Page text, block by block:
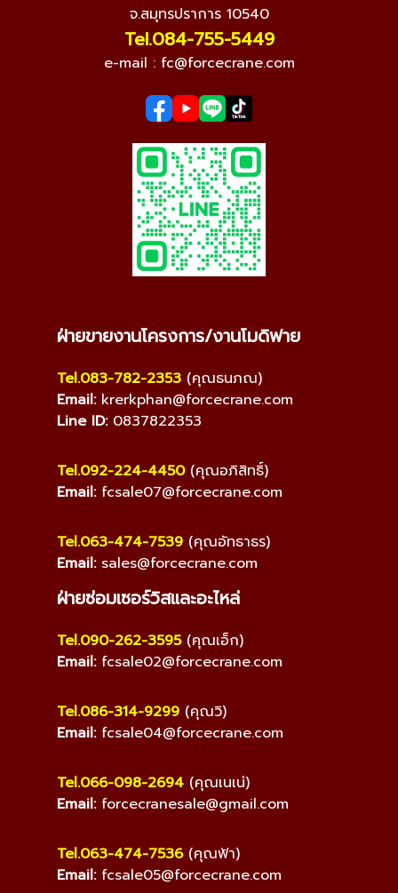
จ.สมุทรปราการ 10540
Tel.084-755-5449
e-mail : fc@forcecrane.com
ฝ่ายขายงานโครงการ/งานโมดิฟาย
Tel.083-782-2353 (คุณธนภณ)
Email: krerkphan@forcecrane.com
Line ID:0837822353
Tel.092-224-4450(คุณอภิสิทธิ์)
Email: fcsale07@forcecrane.com
Tel.063-474-7539 (คุณอัทธาธร)
Email: sales@forcecrane.com
ฝ่ายซ่อมเซอร์วิสและอะไหล่
Tel.090-262-3595(คุณเอ็ก)
Email: fcsale02@forcecrane.com
Tel.086-314-9299 (คุณวิ)
Email: fcsale04@forcecrane.com
Tel.066-098-2694 (คุณเนเน่)
Email: forcecranesale@gmail.com
Tel.063-474-7536(คุณฟ้า)
Email: fcsale05@forcecrane.com